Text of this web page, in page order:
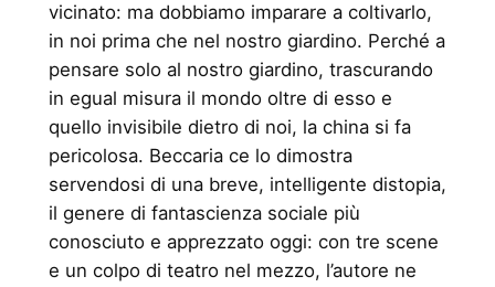
vicinato: ma dobbiamo imparare a coltivarlo,
in noi prima che nel nostro giardino. Perché a
pensare solo al nostro giardino, trascurando
in egual misura il mondo oltre di esso e
quello invisibile dietro di noi, la china si fa
pericolosa. Beccaria ce lo dimostra
servendosi di una breve, intelligente distopia,
il genere di fantascienza sociale più
conosciuto e apprezzato oggi: con tre scene
e un colpo di teatro nel mezzo, l’autore ne